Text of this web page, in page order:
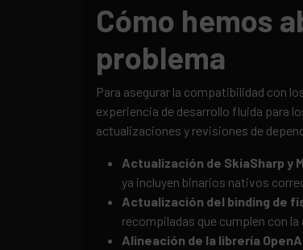
Cómo hemos
problema
Para asegurar la compatibilidad con
experiencia de desarrollo fluida para
actualizaciones y revisiones de
Actualización de SkiaSharp y
ya incluyen binarios nativos
Actualización del binding de
recompiladas que cumplen con la
Alineación de la librería